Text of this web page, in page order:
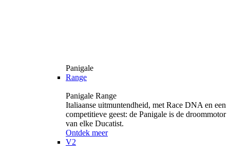
Panigale
Range
Panigale Range
Italiaanse uitmuntendheid, met Race DNA en een
competitieve geest: de Panigale is de droommotor
van elke Ducatist.
Ontdek meer
V2